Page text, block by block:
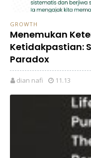
GROWTH
Menemukan
Ketidakpastian:
Paradox
dian nafi 11.13